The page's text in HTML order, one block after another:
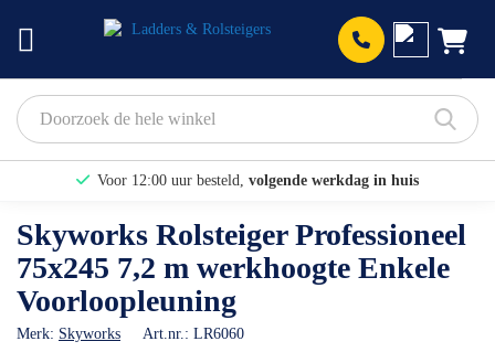
Voor 12:00 uur besteld, volgende werkdag in huis
Bekijk hier onze Actiepagina
Binnen 1 dag eengratis offerte
Skyworks Rolsteiger Professioneel
75x245 7,2 m werkhoogte Enkele
Voorloopleuning
Merk: Skyworks Art.nr.: LR6060